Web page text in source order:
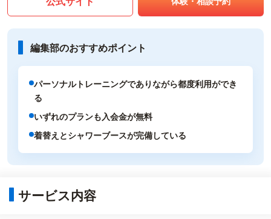
編集部のおすすめポイント
パーソナルトレーニングでありながら都度利用ができ
る
いずれのプランも入会金が無料
着替えとシャワーブースが完備している
サービス内容